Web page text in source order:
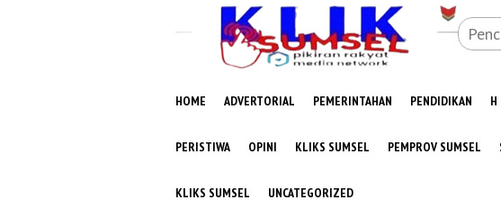
HOME ADVERTORIAL PEMERINTAHAN PENDIDIKAN H
PERISTIWA OPINI KLIKS SUMSEL PEMPROV SUMSEL
KLIKS SUMSEL UNCATEGORIZED